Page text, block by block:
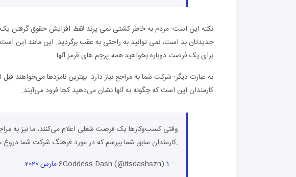
نکته این است: مردم به خاطر کشتی نمی پرند فقط افزایش حقوق گرفتن
جدیدتان بد است، نمی توانید به راحتی به عقب برگردید. این مانند این
برای یک فرصت دوباره بخواهیدهمه پرچم های قرمز آنها
به عبارت دیگر: شرکت شما به مراجع نیاز دارد. بهترین نامزدها می‌خواهند
کارمندان این است که چگونه به آنها نشان می‌دهید کجا فرود می‌آیند.
وقتی کسب‌وکارها یک فرصت شغلی اعلام می‌کنند، ما نیز به
کارمندان سابق شما بپرسم که در مورد فرهنگ شرکت شما دروغ می‌گویند.
— 6Goddess Dash (@itsdashszn) 1 مارس 2020